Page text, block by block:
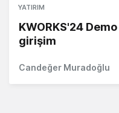
YATIRIM
KWORKS'24
girişim
Candeğer Muradoğlu